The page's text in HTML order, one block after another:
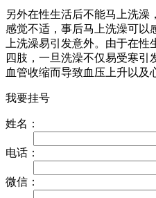
另外在性生活后不能马上洗澡
感觉不适，事后马上洗澡可以
上洗澡易引发意外。由于在
四肢，一旦洗澡不仅易受寒引
血管收缩而导致血压上升以及
我要挂号
姓名：
电话：
微信：